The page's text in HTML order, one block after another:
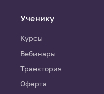
Ученику
Курсы
Вебинары
Траектория
Оферта